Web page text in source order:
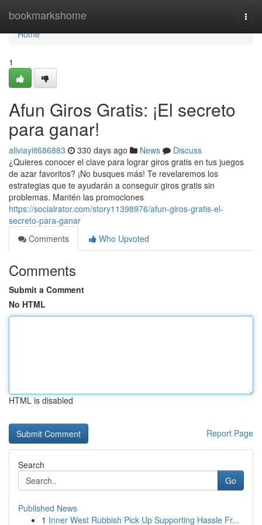
bookmarkshome
Home
Home
1
Afun Giros Gratis: ¡El secreto
para ganar!
aliviayiit686883 330 days ago News
Discuss
¿Quieres conocer el clave para lograr giros gratis en tus juegos
de azar favoritos? ¡No busques más! Te revelaremos los
estrategias que te ayudarán a conseguir giros gratis sin
problemas. Mantén las promociones
https://socialrator.com/story11398976/afun-giros-gratis-el-
secreto-para-ganar
Comments
Who Upvoted
Comments
Submit a Comment
No HTML
HTML is disabled
Report Page
Search
Go
Published News
1 Inner West Rubbish Pick Up Supporting Hassle Fr...